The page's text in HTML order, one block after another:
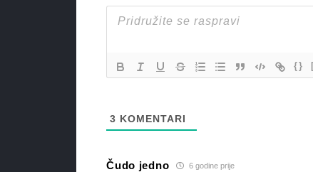
{}
3 KOMENTARI
Čudo jedno 6 godine prije